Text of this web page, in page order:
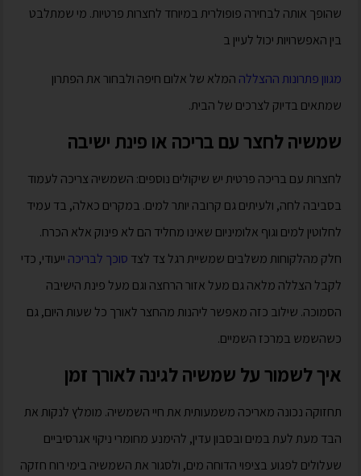
שהופך אותה לבחירה פופולרית במיוחד לחצרות פרטיות. מי שמתלבט
בין האפשרויות יכול לעיין ב
מגוון פתרונות ההצללה המלא של אלום חיפה ולבחור את הפתרון
שמתאים בדיוק לצרכים של הבית.
שמשיה לחצר עם בריכה או פינת ישיבה
לחצרות עם בריכה פרטית יש שיקולים נוספים: השמשיה צריכה לעמוד
בסביבה לחה, ולעיתים גם קרובה יותר למים. במקרים כאלה, בד עמיד
לחלוטין למים וגוף אלומיניום שאינו מחליד הם לא פינוק אלא הכרח.
חלק מהלקוחות משלבים שמשיית רגל צד לצד סוכך לבריכה ייעודי, כדי
לקבל הצללה מלאה גם מעל אזור הרחצה וגם מעל פינת הישיבה
הסמוכה. שילוב כזה מאפשר ליהנות מהחצר לאורך כל שעות היום, גם
כשהשמש במרכז השמיים.
איך לשמור על שמשיה לגינה לאורך זמן
תחזוקה נכונה מאריכה משמעותית את חיי השמשיה. מומלץ לנקות את
הבד מעת לעת במים ובסבון עדין, להימנע מחומרי ניקוי אגרסיביים
שעלולים לפגוע בציפוי הדוחה מים, ולסגור את השמשיה בימי רוח חזקה